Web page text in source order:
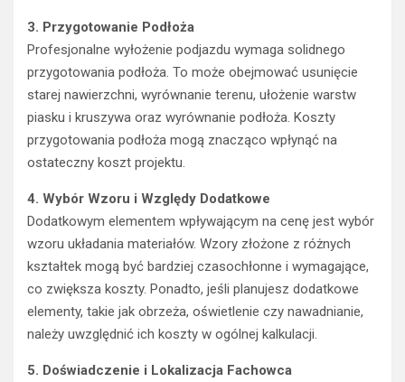
3. Przygotowanie Podłoża
Profesjonalne wyłożenie podjazdu wymaga solidnego
przygotowania podłoża. To może obejmować usunięcie
starej nawierzchni, wyrównanie terenu, ułożenie warstw
piasku i kruszywa oraz wyrównanie podłoża. Koszty
przygotowania podłoża mogą znacząco wpłynąć na
ostateczny koszt projektu.
4. Wybór Wzoru i Względy Dodatkowe
Dodatkowym elementem wpływającym na cenę jest wybór
wzoru układania materiałów. Wzory złożone z różnych
kształtek mogą być bardziej czasochłonne i wymagające,
co zwiększa koszty. Ponadto, jeśli planujesz dodatkowe
elementy, takie jak obrzeża, oświetlenie czy nawadnianie,
należy uwzględnić ich koszty w ogólnej kalkulacji.
5. Doświadczenie i Lokalizacja Fachowca